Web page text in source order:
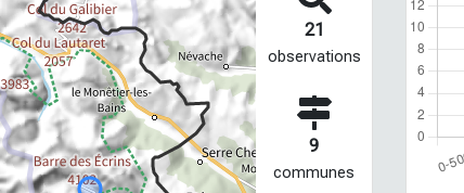
21
observations
9
communes